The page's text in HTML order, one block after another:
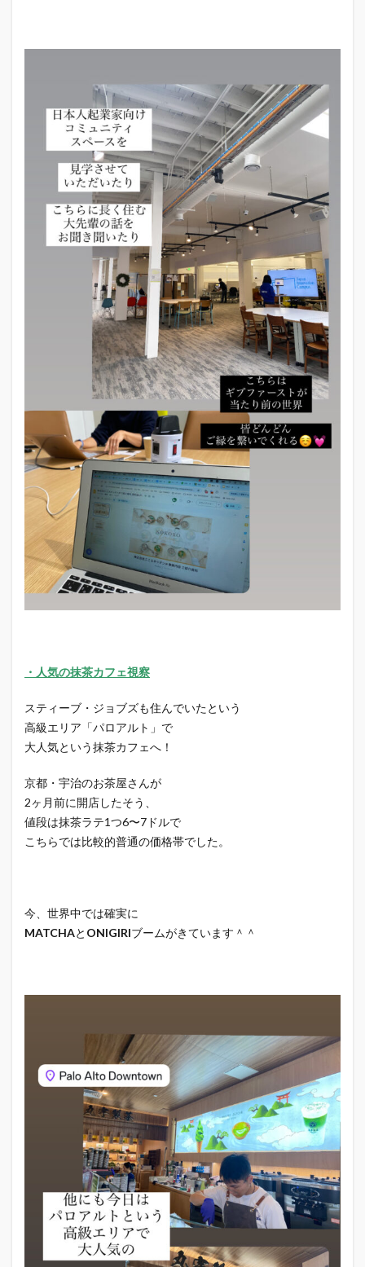
・人気の抹茶カフェ視察
スティーブ・ジョブズも住んでいたという
高級エリア「パロアルト」で
大人気という抹茶カフェへ！
京都・宇治のお茶屋さんが
2ヶ月前に開店したそう、
値段は抹茶ラテ1つ6〜7ドルで
こちらでは比較的普通の価格帯でした。
今、世界中では確実に
MATCHAと ONIGIRIブームがきています＾＾